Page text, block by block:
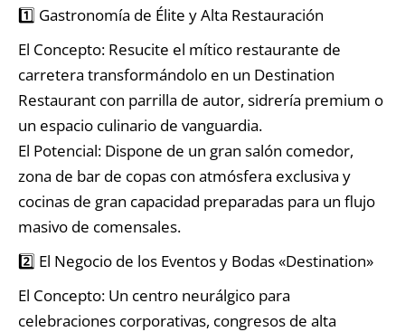
1️⃣ Gastronomía de Élite y Alta Restauración
El Concepto: Resucite el mítico restaurante de
carretera transformándolo en un Destination
Restaurant con parrilla de autor, sidrería premium o
un espacio culinario de vanguardia.
El Potencial: Dispone de un gran salón comedor,
zona de bar de copas con atmósfera exclusiva y
cocinas de gran capacidad preparadas para un flujo
masivo de comensales.
2️⃣ El Negocio de los Eventos y Bodas «Destination»
El Concepto: Un centro neurálgico para
celebraciones corporativas, congresos de alta